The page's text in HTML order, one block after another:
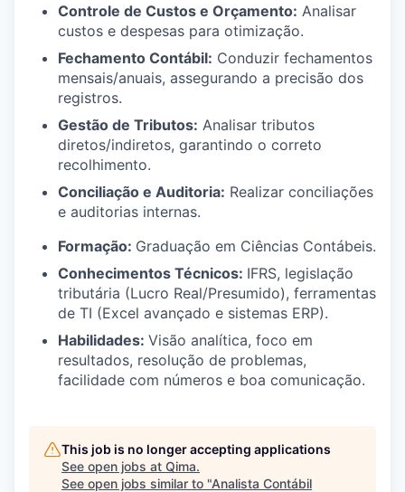
Controle de Custos e Orçamento: Analisar
custos e despesas para otimização.
Fechamento Contábil: Conduzir fechamentos
mensais/anuais, assegurando a precisão dos
registros.
Gestão de Tributos: Analisar tributos
diretos/indiretos, garantindo o correto
recolhimento.
Conciliação e Auditoria: Realizar conciliações
e auditorias internas.
Formação: Graduação em Ciências Contábeis.
Conhecimentos Técnicos: IFRS, legislação
tributária (Lucro Real/Presumido), ferramentas
de TI (Excel avançado e sistemas ERP).
Habilidades: Visão analítica, foco em
resultados, resolução de problemas,
facilidade com números e boa comunicação.
This job is no longer accepting applications
See open jobs at Qima.
See open jobs similar to "Analista Contábil